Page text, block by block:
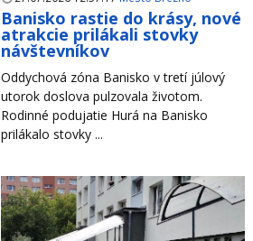
Banisko rastie do krásy, nové
atrakcie prilákali stovky
návštevníkov
Oddychová zóna Banisko v tretí júlový
utorok doslova pulzovala životom.
Rodinné podujatie Hurá na Banisko
prilákalo stovky ...